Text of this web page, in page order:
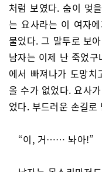
처럼 보였다. 숨이 멎
는 요사라는 이 여자
물었다. 그 말투로 보
남자는 이제 난 죽었
에서 빠져나가 도망
올 수가 없었다. 요사
었다. 부드러운 손길
“이, 거…… 놔아!”